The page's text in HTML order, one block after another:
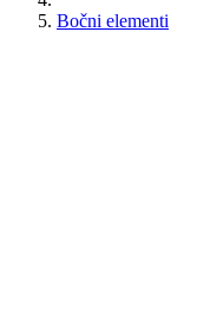
Bočni elementi